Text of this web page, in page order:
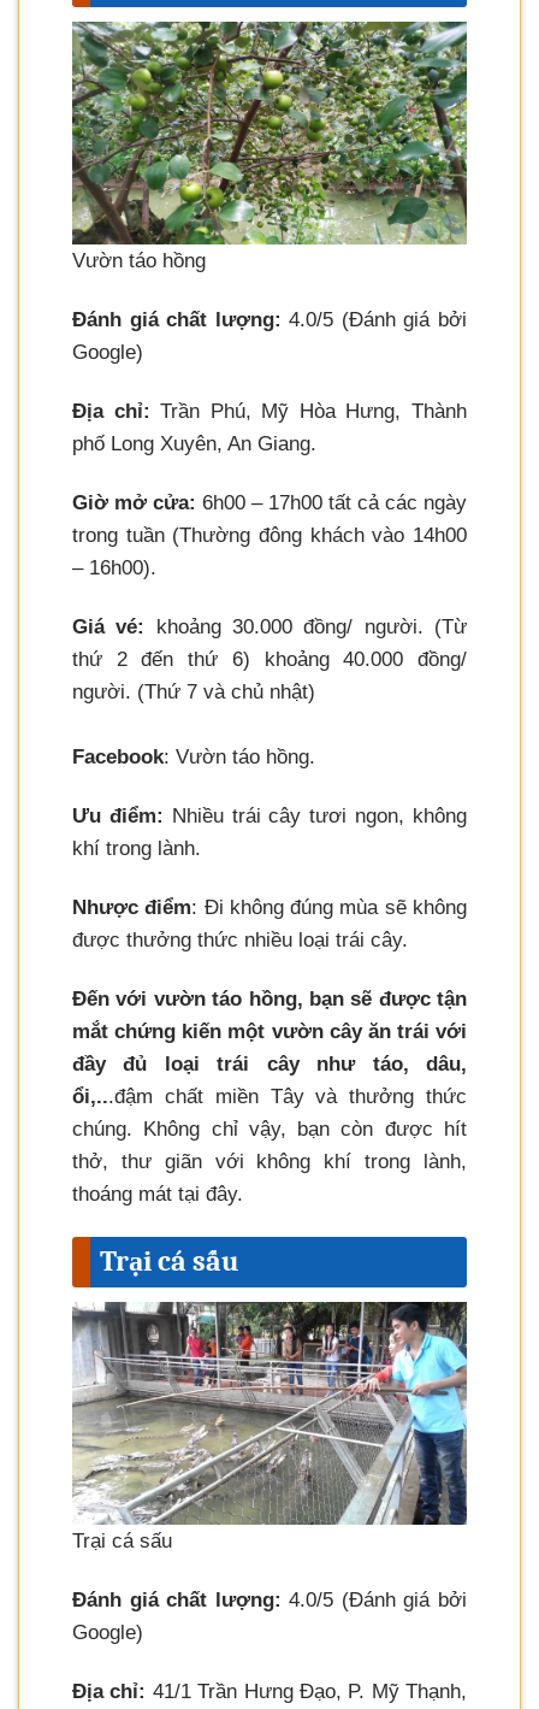
Vườn táo hồng
Đánh giá chất lượng: 4.0/5 (Đánh giá bởi
Google)
Địa chỉ: Trần Phú, Mỹ Hòa Hưng, Thành
phố Long Xuyên, An Giang.
Giờ mở cửa: 6h00 – 17h00 tất cả các ngày
trong tuần (Thường đông khách vào 14h00
– 16h00).
Giá vé:
khoảng 30.000 đồng/ người. (Từ
thứ 2 đến thứ 6) khoảng 40.000 đồng/
người. (Thứ 7 và chủ nhật)
Facebook: Vườn táo hồng.
Ưu điểm: Nhiều trái cây tươi ngon, không
khí trong lành.
Nhược điểm: Đi không đúng mùa sẽ không
được thưởng thức nhiều loại trái cây.
Đến với vườn táo hồng, bạn sẽ được tận
mắt chứng kiến một vườn cây ăn trái với
đầy đủ loại trái cây như táo, dâu,
ổi,...đậm chất miền Tây và thưởng thức
chúng. Không chỉ vậy, bạn còn được hít
thở, thư giãn với không khí trong lành,
thoáng mát tại đây.
Trại cá sấu
Trại cá sấu
Đánh giá chất lượng: 4.0/5 (Đánh giá bởi
Google)
Địa chỉ: 41/1 Trần Hưng Đạo, P. Mỹ Thạnh,